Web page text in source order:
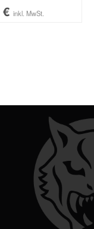
€ inkl. MwSt.